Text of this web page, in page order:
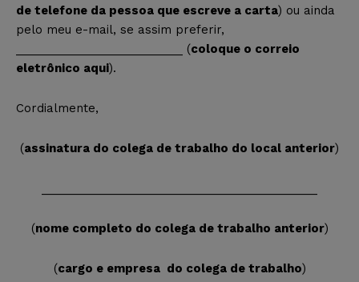
de telefone da pessoa que escreve a carta) ou ainda
pelo meu e-mail, se assim preferir,
__________________________ (coloque o correio
eletrônico aqui).
Cordialmente,
(assinatura do colega de trabalho do local anterior)
(nome completo do colega de trabalho anterior)
(cargo e empresa do colega de trabalho)